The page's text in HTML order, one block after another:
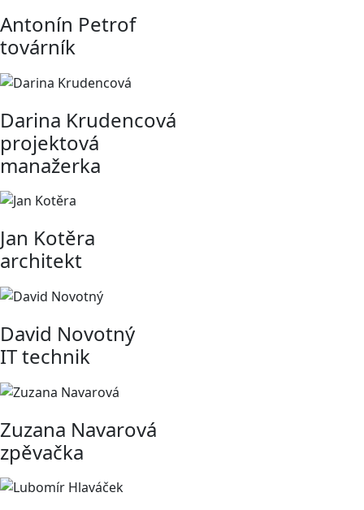
Antonín Petrof
továrník
Darina Krudencová
projektová
manažerka
Jan Kotěra
architekt
David Novotný
IT technik
Zuzana Navarová
zpěvačka